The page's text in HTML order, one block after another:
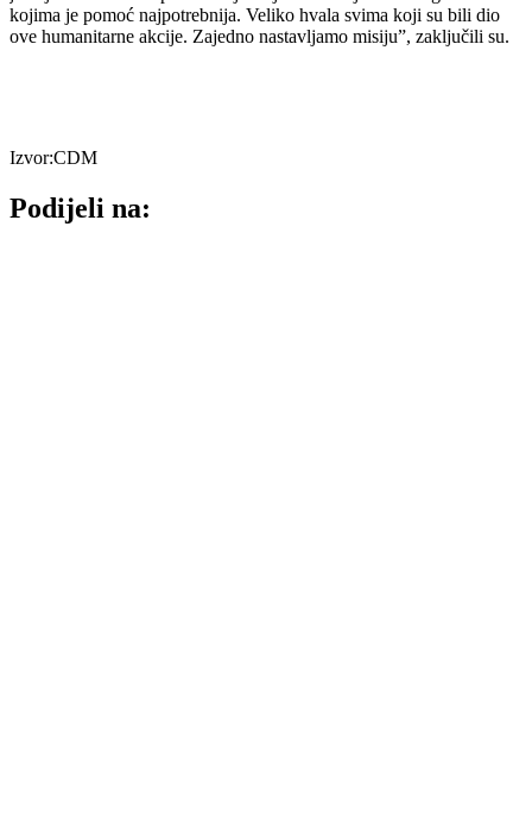
kojima je pomoć najpotrebnija. Veliko hvala svima koji su bili dio
ove humanitarne akcije. ​Zajedno nastavljamo misiju”, zaključili su.
Izvor:CDM
Podijeli na: